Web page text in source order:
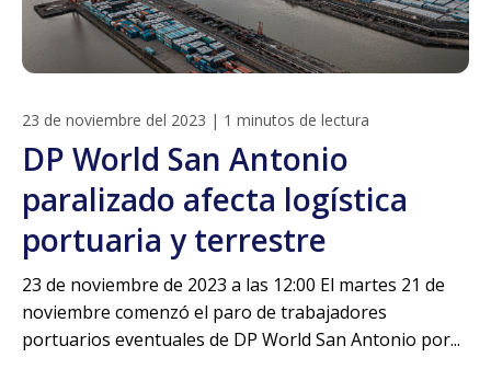
23 de noviembre del 2023 | 1 minutos de lectura
DP World San Antonio
paralizado afecta logística
portuaria y terrestre
23 de noviembre de 2023 a las 12:00 El martes 21 de
noviembre comenzó el paro de trabajadores
portuarios eventuales de DP World San Antonio por...